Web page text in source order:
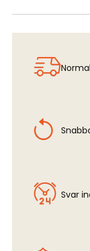
Svar